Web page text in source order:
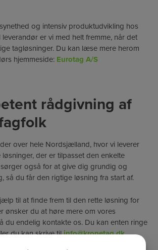
og intensiv produktudvikling hos
leverandør er vi med helt fremme, når det
tagløsninger. Du kan læse mere herom
hjemmeside: Eurotag A/S
rådgivning af
over hele Nordsjælland, hvor vi leverer
der er tilpasset den enkelte
også for at give dig grundig og
så du får den rigtige løsning fra start af.
til at finde frem til den rette løsning for
ønsker du at høre mere om vores
du endelig kontakte os. Du kan enten ringe
du kan skrive tilinfo@kronetag.dk